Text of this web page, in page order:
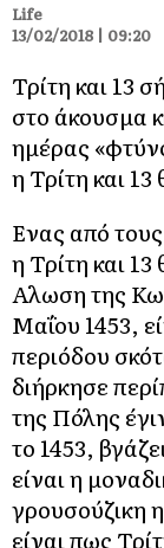
Life
13/02/2018 | 09:20
Τρίτη και 13
στο άκουσμα
ημέρας
η Τρίτη και
Ενας από
η Τρίτη και
Αλωση της
Μαΐου 1453,
περιόδου
διήρκησε
της Πόλης
το 1453,
είναι η
γρουσούζικη
είναι πως